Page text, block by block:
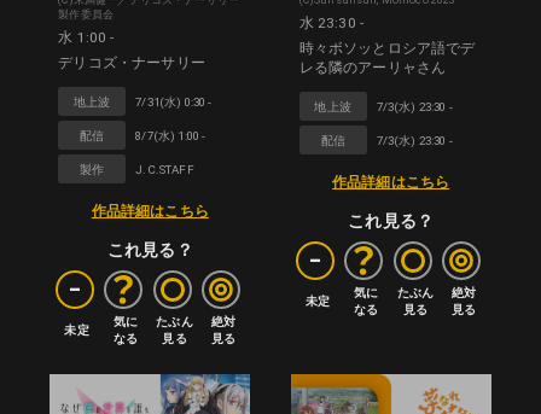
製作委員会
水 1:00 -
デリコズ・ナーサリー
地上波 7/31(水) 0:30 -
配信 8/7(水) 1:00 -
製作 J.C.STAFF
作品詳細はこちら
これ見る？
-
未定
気に
なる
たぶん
見る
絶対
見る
水 23:30 -
時々ボソッとロシア語でデ
レる隣のアーリャさん
地上波 7/3(水) 23:30 -
配信 7/3(水) 23:30 -
作品詳細はこちら
これ見る？
-
未定
気に
なる
たぶん
見る
絶対
見る